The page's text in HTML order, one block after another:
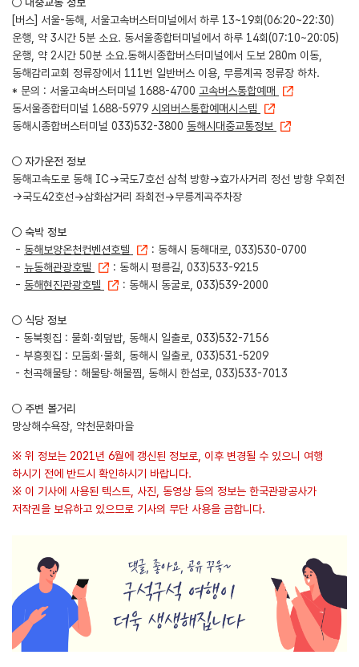
[버스] 서울-동해, 서울고속버스터미널에서 하루 13~19회(06:20~22:30)
운행, 약 3시간 5분 소요. 동서울종합터미널에서 하루 14회(07:10~20:05)
운행, 약 2시간 50분 소요.동해시종합버스터미널에서 도보 280m 이동,
동해감리교회 정류장에서 111번 일반버스 이용, 무릉계곡 정류장 하차.
* 문의 : 서울고속버스터미널 1688-4700 고속버스통합예매
동서울종합터미널 1688-5979 시외버스통합예매시스템
동해시종합버스터미널 033)532-3800 동해시대중교통정보
○ 자가운전 정보
동해고속도로 동해 IC→국도7호선 삼척 방향→효가사거리 정선 방향 우회전
→국도42호선→삼화삼거리 좌회전→무릉계곡주차장
○ 숙박 정보
- 동해보양온천컨벤션호텔
: 동해시 동해대로, 033)530-0700
- 뉴동해관광호텔
: 동해시 평릉길, 033)533-9215
- 동해현진관광호텔 : 동해시 동굴로, 033)539-2000
○ 식당 정보
- 동북횟집 : 물회·회덮밥, 동해시 일출로, 033)532-7156
- 부흥횟집 : 모둠회·물회, 동해시 일출로, 033)531-5209
- 천곡해물탕 : 해물탕·해물찜, 동해시 한섬로, 033)533-7013
○ 주변 볼거리
망상해수욕장, 약천문화마을
※ 위 정보는 2021년 6월에 갱신된 정보로, 이후 변경될 수 있으니 여행
하시기 전에 반드시 확인하시기 바랍니다.
※ 이 기사에 사용된 텍스트, 사진, 동영상 등의 정보는 한국관광공사가
저작권을 보유하고 있으므로 기사의 무단 사용을 금합니다.